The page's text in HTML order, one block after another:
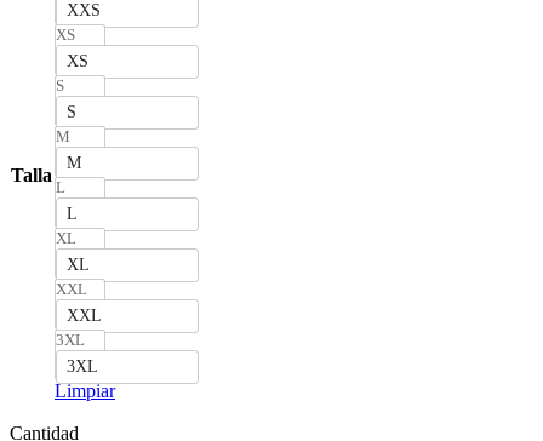
Talla
XXS
XS
XS
S
S
M
M
L
L
XL
XL
XXL
XXL
3XL
3XL
Limpiar
Cantidad